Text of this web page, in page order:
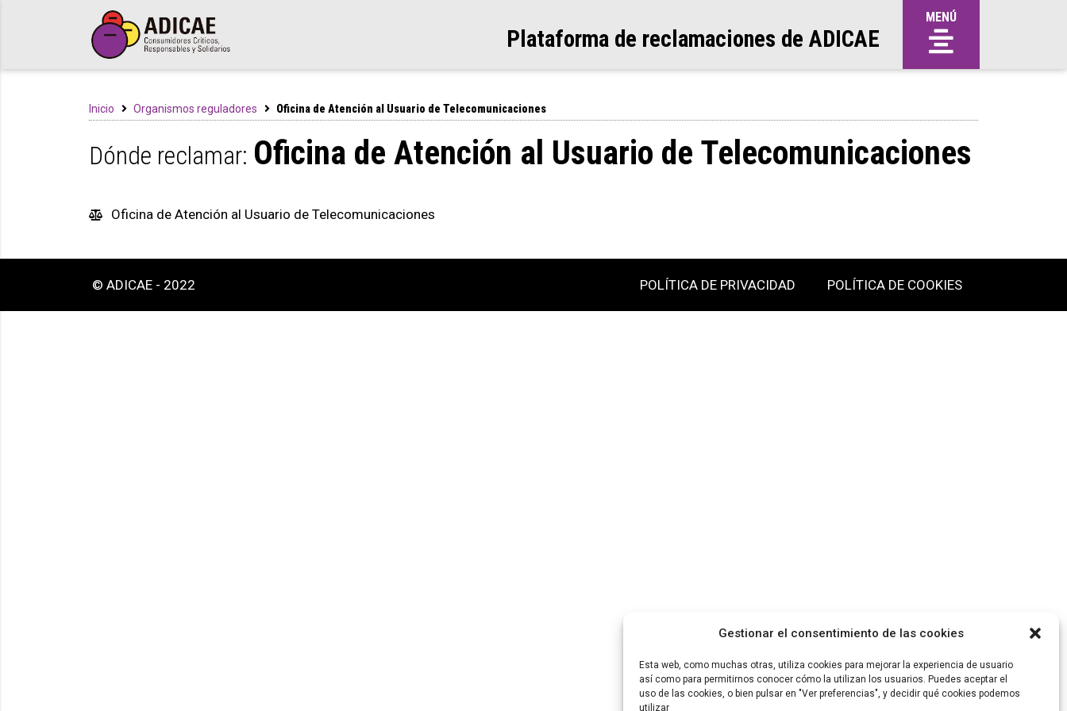
Gestionar el consentimiento de las cookies
Esta web, como muchas otras, utiliza cookies para mejorar la experiencia de usuario
así como para permitirnos conocer cómo la utilizan los usuarios. Puedes aceptar el
uso de las cookies, o bien pulsar en "Ver preferencias", y decidir qué cookies podemos
utilizar
Plataforma de reclamaciones de ADICAE
MENÚ
Inicio Organismos reguladores Oficina de Atención al Usuario de Telecomunicaciones
Dónde reclamar: Oficina de Atención al Usuario de Telecomunicaciones
Oficina de Atención al Usuario de Telecomunicaciones
© ADICAE - 2022 POLÍTICA DE PRIVACIDAD POLÍTICA DE COOKIES